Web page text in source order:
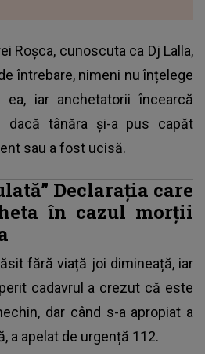
Roșca, cunoscuta ca Dj Lalla,
întrebare, nimeni nu înțelege
iar anchetatorii încearcă
dacă tânăra și-a pus capăt
sau a fost ucisă.
Declarația care
în cazul morții
fără viață joi dimineață, iar
cadavrul a crezut că este
dar când s-a apropiat a
a apelat de urgență 112.